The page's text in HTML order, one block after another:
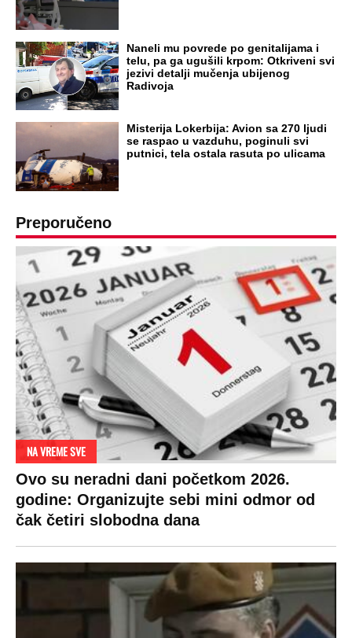
Naneli mu povrede po genitalijama i
telu, pa ga ugušili krpom: Otkriveni svi
jezivi detalji mučenja ubijenog
Radivoja
Misterija Lokerbija: Avion sa 270 ljudi
se raspao u vazduhu, poginuli svi
putnici, tela ostala rasuta po ulicama
Preporučeno
NA VREME SVE
Ovo su neradni dani početkom 2026.
godine: Organizujte sebi mini odmor od
čak četiri slobodna dana